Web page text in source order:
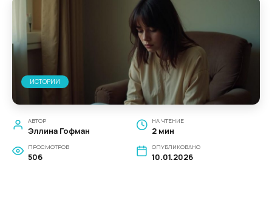
ИСТОРИИ
АВТОР
Эллина Гофман
НА ЧТЕНИЕ
2 мин
ПРОСМОТРОВ
506
ОПУБЛИКОВАНО
10.01.2026